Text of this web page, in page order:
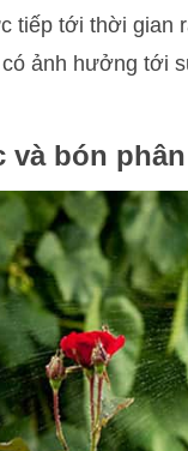
tiếp tới thời gian
ảnh hưởng tới
bón